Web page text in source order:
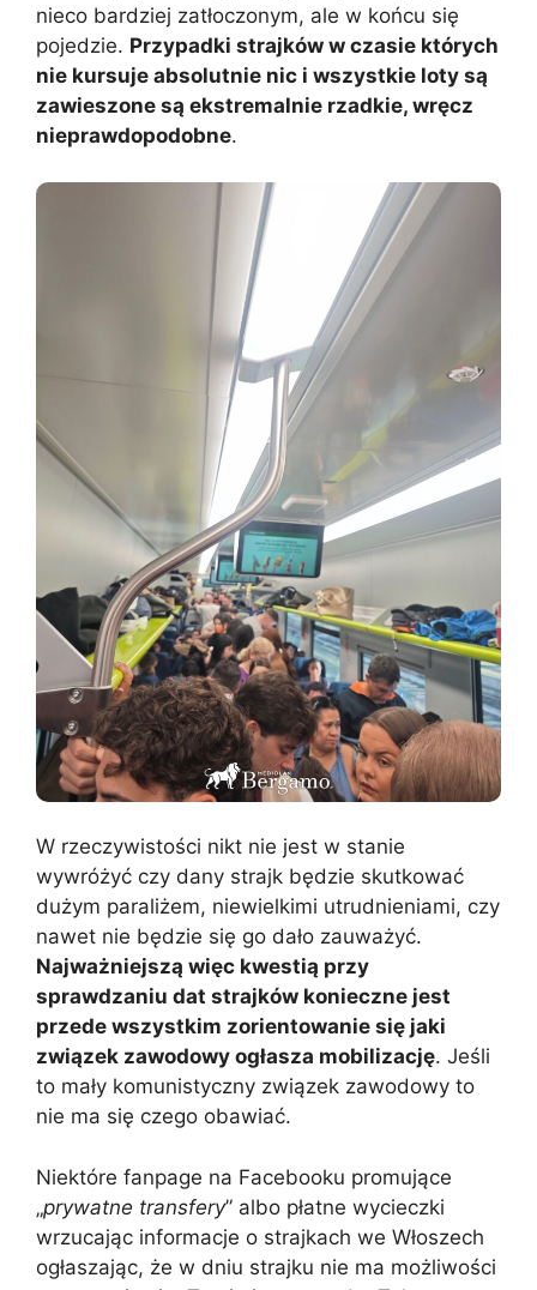
nieco bardziej zatłoczonym, ale w końcu się
pojedzie. Przypadki strajków w czasie których
nie kursuje absolutnie nic i wszystkie loty są
zawieszone są ekstremalnie rzadkie, wręcz
nieprawdopodobne.
W rzeczywistości nikt nie jest w stanie
wywróżyć czy dany strajk będzie skutkować
dużym paraliżem, niewielkimi utrudnieniami, czy
nawet nie będzie się go dało zauważyć.
Najważniejszą więc kwestią przy
sprawdzaniu dat strajków konieczne jest
przede wszystkim zorientowanie się jaki
związek zawodowy ogłasza mobilizację. Jeśli
to mały komunistyczny związek zawodowy to
nie ma się czego obawiać.
Niektóre fanpage na Facebooku promujące
„prywatne transfery” albo płatne wycieczki
wrzucając informacje o strajkach we Włoszech
ogłaszając, że w dniu strajku nie ma możliwości